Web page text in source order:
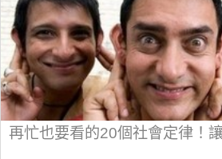
再忙也要看的20個社會定律！